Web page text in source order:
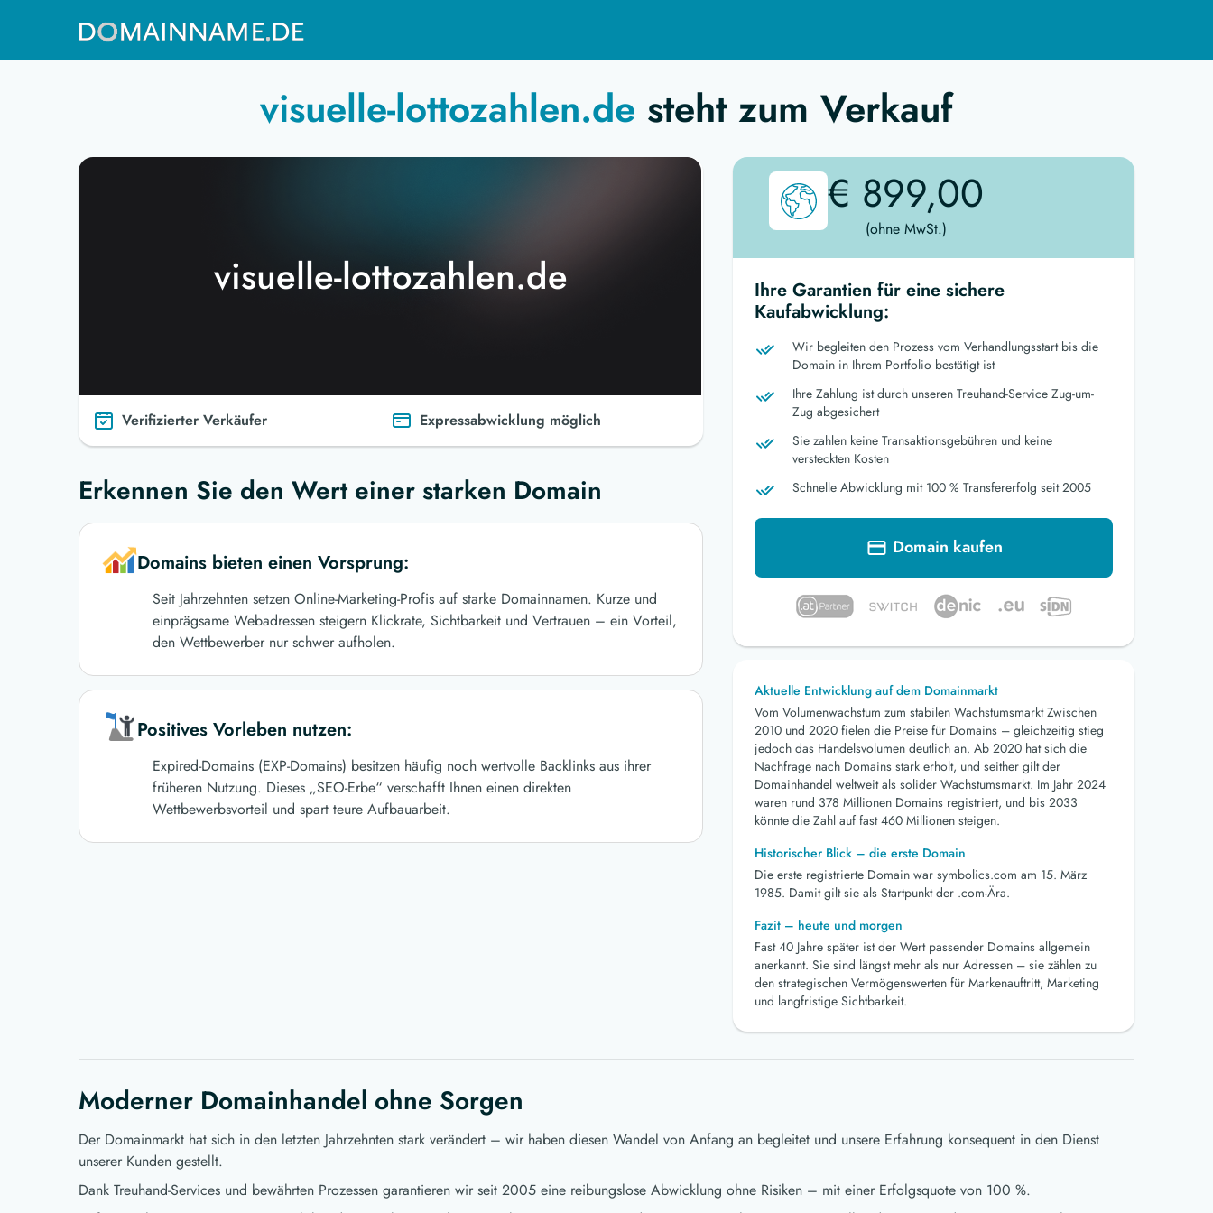
visuelle-lottozahlen.de steht zum Verkauf
visuelle-lottozahlen.de
Verifizierter Verkäufer Expressabwicklung möglich
Erkennen Sie den Wert einer starken Domain
Domains bieten einen Vorsprung:
Seit Jahrzehnten setzen Online-Marketing-Profis auf starke Domainnamen. Kurze und
einprägsame Webadressen steigern Klickrate, Sichtbarkeit und Vertrauen – ein Vorteil,
den Wettbewerber nur schwer aufholen.
Positives Vorleben nutzen:
Expired-Domains (EXP-Domains) besitzen häufig noch wertvolle Backlinks aus ihrer
früheren Nutzung. Dieses „SEO-Erbe“ verschafft Ihnen einen direkten
Wettbewerbsvorteil und spart teure Aufbauarbeit.
€ 899,00
(ohne MwSt.)
Ihre Garantien für eine sichere
Kaufabwicklung:
Wir begleiten den Prozess vom Verhandlungsstart bis die
Domain in Ihrem Portfolio bestätigt ist
Ihre Zahlung ist durch unseren Treuhand-Service Zug-um-
Zug abgesichert
Sie zahlen keine Transaktionsgebühren und keine
versteckten Kosten
Schnelle Abwicklung mit 100 % Transfererfolg seit 2005
Domain kaufen
Aktuelle Entwicklung auf dem Domainmarkt
Vom Volumenwachstum zum stabilen Wachstumsmarkt Zwischen
2010 und 2020 fielen die Preise für Domains – gleichzeitig stieg
jedoch das Handelsvolumen deutlich an. Ab 2020 hat sich die
Nachfrage nach Domains stark erholt, und seither gilt der
Domainhandel weltweit als solider Wachstumsmarkt. Im Jahr 2024
waren rund 378 Millionen Domains registriert, und bis 2033
könnte die Zahl auf fast 460 Millionen steigen.
Historischer Blick – die erste Domain
Die erste registrierte Domain war symbolics.com am 15. März
1985. Damit gilt sie als Startpunkt der .com-Ära.
Fazit – heute und morgen
Fast 40 Jahre später ist der Wert passender Domains allgemein
anerkannt. Sie sind längst mehr als nur Adressen – sie zählen zu
den strategischen Vermögenswerten für Markenauftritt, Marketing
und langfristige Sichtbarkeit.
Moderner Domainhandel ohne Sorgen
Der Domainmarkt hat sich in den letzten Jahrzehnten stark verändert – wir haben diesen Wandel von Anfang an begleitet und unsere Erfahrung konsequent in den Dienst
unserer Kunden gestellt.
Dank Treuhand-Services und bewährten Prozessen garantieren wir seit 2005 eine reibungslose Abwicklung ohne Risiken – mit einer Erfolgsquote von 100 %.